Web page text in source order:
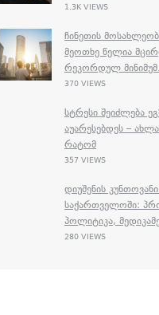
1.3K VIEWS
ᲩᲘᲜᲔᲗᲘᲡ
ᲛᲔᲝᲗᲮᲔ ᲬᲔᲚᲘᲐ
ᲠᲔᲙᲝᲠᲓᲣᲚ
370 VIEWS
ᲡᲢᲠᲔᲡᲘ ᲨᲔᲘᲫᲚᲔᲑᲐ
ᲐᲣᲐᲠᲔᲡᲔᲑᲓᲔᲡ –
ᲠᲐᲢᲝᲛ
357 VIEWS
ᲓᲘᲣᲨᲔᲜᲘᲡ
ᲡᲐᲥᲐᲠᲗᲕᲔᲚᲝᲨᲘ:
ᲞᲝᲚᲘᲢᲘᲙᲐ,
280 VIEWS